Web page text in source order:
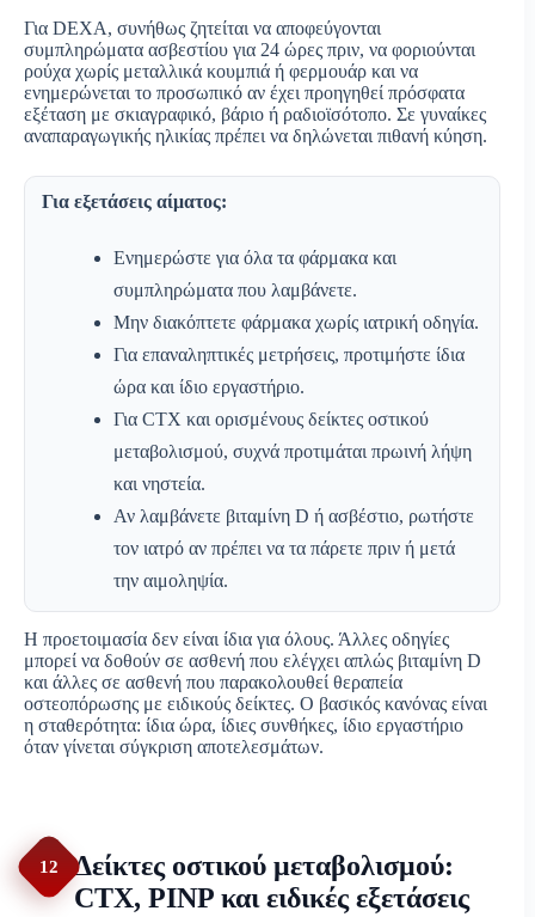
Για DEXA, συνήθως ζητείται να αποφεύγονται
συμπληρώματα ασβεστίου για 24 ώρες πριν, να φοριούνται
ρούχα χωρίς μεταλλικά κουμπιά ή φερμουάρ και να
ενημερώνεται το προσωπικό αν έχει προηγηθεί πρόσφατα
εξέταση με σκιαγραφικό, βάριο ή ραδιοϊσότοπο. Σε γυναίκες
αναπαραγωγικής ηλικίας πρέπει να δηλώνεται πιθανή κύηση.
Για εξετάσεις αίματος:
Ενημερώστε για όλα τα φάρμακα και
συμπληρώματα που λαμβάνετε.
Μην διακόπτετε φάρμακα χωρίς ιατρική οδηγία.
Για επαναληπτικές μετρήσεις, προτιμήστε ίδια
ώρα και ίδιο εργαστήριο.
Για CTX και ορισμένους δείκτες οστικού
μεταβολισμού, συχνά προτιμάται πρωινή λήψη
και νηστεία.
Αν λαμβάνετε βιταμίνη D ή ασβέστιο, ρωτήστε
τον ιατρό αν πρέπει να τα πάρετε πριν ή μετά
την αιμοληψία.
Η προετοιμασία δεν είναι ίδια για όλους. Άλλες οδηγίες
μπορεί να δοθούν σε ασθενή που ελέγχει απλώς βιταμίνη D
και άλλες σε ασθενή που παρακολουθεί θεραπεία
οστεοπόρωσης με ειδικούς δείκτες. Ο βασικός κανόνας είναι
η σταθερότητα: ίδια ώρα, ίδιες συνθήκες, ίδιο εργαστήριο
όταν γίνεται σύγκριση αποτελεσμάτων.
12
Δείκτες οστικού μεταβολισμού:
CTX, PINP και ειδικές εξετάσεις